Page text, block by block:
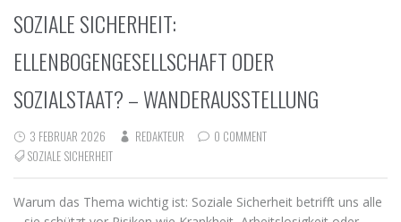
SOZIALE SICHERHEIT:
ELLENBOGENGESELLSCHAFT ODER
SOZIALSTAAT? – WANDERAUSSTELLUNG
3 FEBRUAR 2026 REDAKTEUR
0 COMMENT
SOZIALE SICHERHEIT
Warum das Thema wichtig ist: Soziale Sicherheit betrifft uns alle